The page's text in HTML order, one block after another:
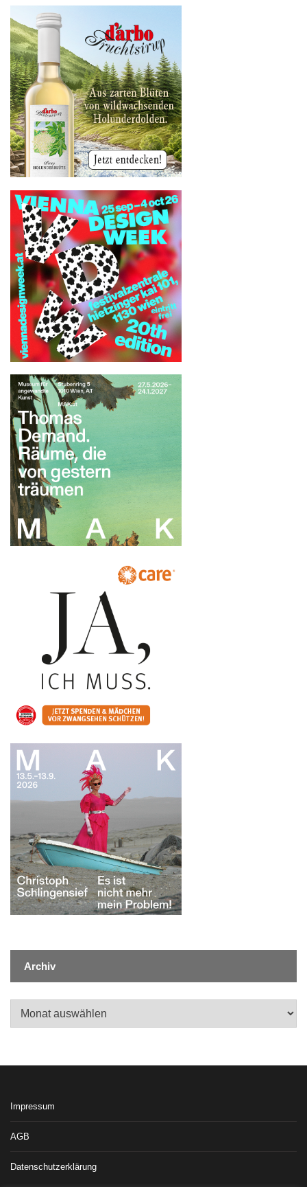
Archiv
Impressum
AGB
Datenschutzerklärung